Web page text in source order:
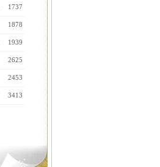
1737
1878
1939
2625
2453
3413